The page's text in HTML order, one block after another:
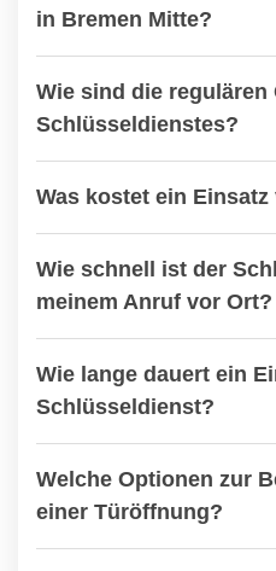
in Bremen Mitte?
Wie sind die
Schlüsseldienstes?
Was kostet ein
Wie schnell ist der
meinem Anruf vor Ort?
Wie lange dauert ein
Schlüsseldienst?
Welche Optionen zur
einer Türöffnung?